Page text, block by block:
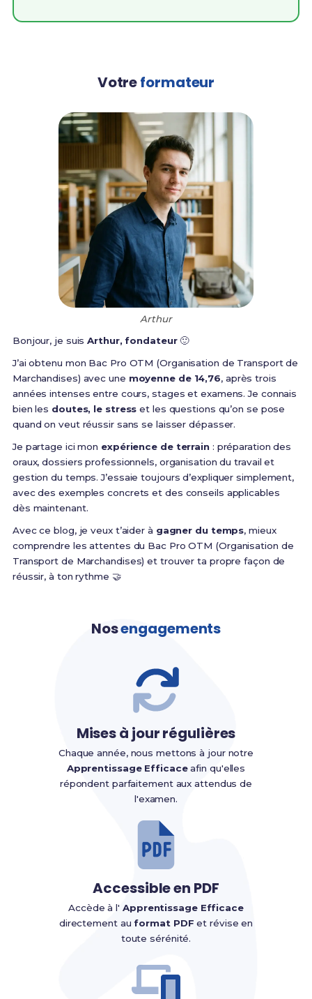
Votreformateur
Arthur
Bonjour, je suisArthur, fondateur🙂
J’ai obtenu mon Bac Pro OTM (Organisation de Transport de
Marchandises) avec une moyenne de 14,76, après trois
années intenses entre cours, stages et examens. Je connais
bien les doutes, le stress et les questions qu’on se pose
quand on veut réussir sans se laisser dépasser.
Je partage ici mon expérience de terrain: préparation des
oraux, dossiers professionnels, organisation du travail et
gestion du temps. J’essaie toujours d’expliquer simplement,
avec des exemples concrets et des conseils applicables
dès maintenant.
Avec ce blog, je veux t’aider à gagner du temps, mieux
comprendre les attentes du Bac Pro OTM (Organisation de
Transport de Marchandises) et trouver ta propre façon de
réussir, à ton rythme 🤝
Nosengagements
Mises à jour régulières
Chaque année, nous mettons à jour notre
Apprentissage Efficaceafin qu'elles
répondent parfaitement aux attendus de
l'examen.
Accessible en PDF
Accède à l' Apprentissage Efficace
directement auformat PDF et révise en
toute sérénité.